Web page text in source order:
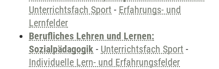
Unterrichtsfach Sport - Erfahrungs- und
Lernfelder
Berufliches Lehren und Lernen:
Sozialpädagogik - Unterrichtsfach Sport -
Individuelle Lern- und Erfahrungsfelder